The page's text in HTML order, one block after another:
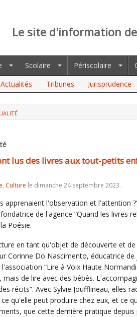
Le site d'information
Scolaire Périscolaire
Actualités Tribunes Jurisprudence
lus des livres aux tout-petits
, Culture le dimanche 24 septembre 2023.
apprenaient l'observation et l'attention
de l'agence “Quand les livres
Poésie.
en tant qu'objet de découverte et
Corinne Do Nascimento, éducatrice de
l'association “Lire à Voix Haute
mais de lire avec des bébés.
récits“. Avec Sylvie Joufflineau, elles
qu'elle peut produire chez eux, et ce
que cette dernière pratique depuis